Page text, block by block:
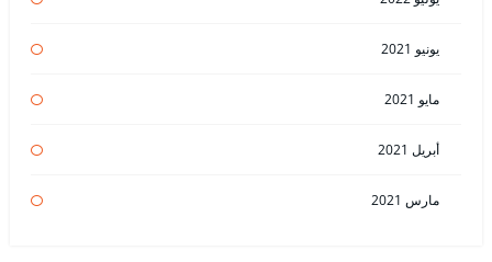
يونيو 2021
مايو 2021
أبريل 2021
مارس 2021